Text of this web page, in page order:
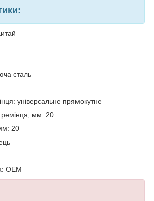
сталь
універсальне прямокутне
ремінця мм: 20
20
OEM